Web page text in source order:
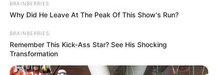
BRAINBERRIES
Why Did He Leave At The Peak Of This Show's Run?
BRAINBERRIES
Remember This Kick-Ass Star? See His Shocking
Transformation